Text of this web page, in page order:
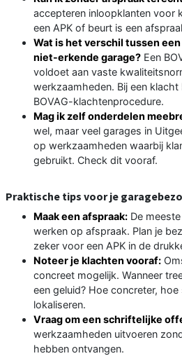
accepteren inloopklanten voor
een APK of beurt is een
Wat is het verschil tussen
niet-erkende garage? Een
voldoet aan vaste
werkzaamheden. Bij een
BOVAG-klachtenprocedure.
Mag ik zelf onderdelen
wel, maar veel garages in
op werkzaamheden waarbij
gebruikt. Check dit vooraf.
Praktische tips voor je
Maak een afspraak: De
werken op afspraak. Plan je
zeker voor een APK in de
Noteer je klachten vooraf:
concreet mogelijk. Wanneer
een geluid? Hoe concreter,
lokaliseren.
Vraag om een schriftelijke
werkzaamheden uitvoeren
hebben ontvangen.